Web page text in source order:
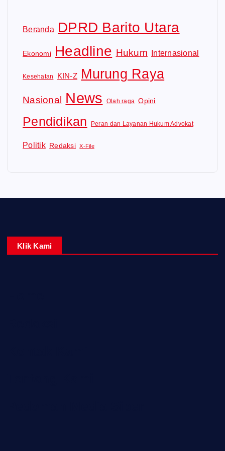
Beranda DPRD Barito Utara
Ekonomi Headline Hukum Internasional
Kesehatan KIN-Z Murung Raya
Nasional News Olah raga Opini
Pendidikan Peran dan Layanan Hukum Advokat
Politik Redaksi X-File
Klik Kami